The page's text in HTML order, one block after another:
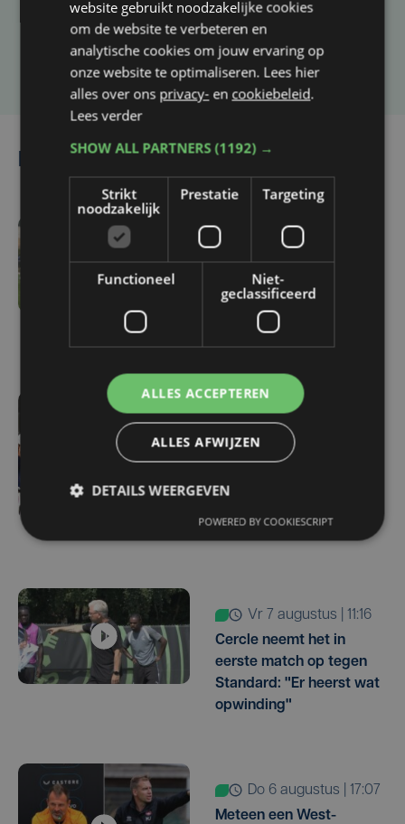
Laat het ons weten
Lees ook
vr 7 augustus | 16:12
tegen Racing Genk:
"Waarom zou ik onze
ambitie beperken?"
vr 7 augustus | 16:10
West-Vlamingen Victor
Vaneeckhoutte en Milan
Donie zetten stap naar
Intermarché
vr 7 augustus | 11:16
Cercle neemt het in
eerste match op tegen
Standard: "Er heerst wat
opwinding"
do 6 augustus | 17:07
Meteen een West-
website gebruikt noodzakelijke cookies
om de website te verbeteren en
analytische cookies om jouw ervaring op
onze website te optimaliseren. Lees hier
alles over ons privacy- en cookiebeleid.
Lees verder
SHOW ALL PARTNERS(1192) →
Strikt
noodzakelijk
Prestatie Targeting
Functioneel
Niet-
geclassificeerd
ALLES ACCEPTEREN
ALLES AFWIJZEN
DETAILS WEERGEVEN
POWERED BY COOKIESCRIPT